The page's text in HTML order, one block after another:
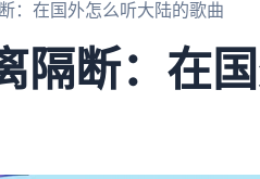
：在国外怎么听大陆的歌曲
隔断：在